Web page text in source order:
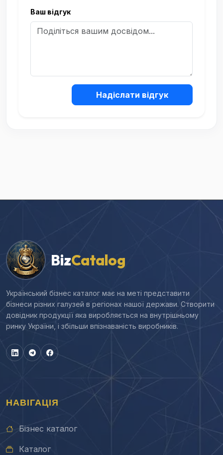
Ваш відгук
Надіслати відгук
BizCatalog
Український бізнес каталог має на меті представити
бізнеси різних галузей в регіонах нашої держави. Створити
довідник продукції яка виробляється на внутрішньому
ринку України, і збільши впізнаваність виробників.
НАВІГАЦІЯ
Бізнес каталог
Каталог